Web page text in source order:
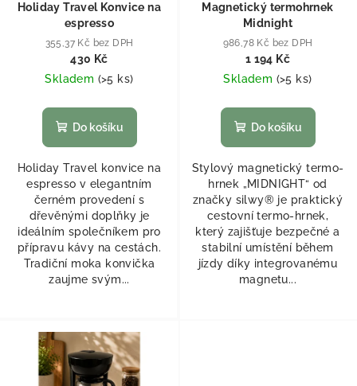
Holiday Travel Konvice na
espresso
355,37 Kč bez DPH
430 Kč
Skladem (>5 ks)
Do košíku
Holiday Travel konvice na
espresso v elegantním
černém provedení s
dřevěnými doplňky je
ideálním společníkem pro
přípravu kávy na cestách.
Tradiční moka konvička
zaujme svým...
Magnetický termohrnek
Midnight
986,78 Kč bez DPH
1 194 Kč
Skladem (>5 ks)
Do košíku
Stylový magnetický termo-
hrnek „MIDNIGHT“ od
značky silwy® je praktický
cestovní termo-hrnek,
který zajišťuje bezpečné a
stabilní umístění během
jízdy díky integrovanému
magnetu...